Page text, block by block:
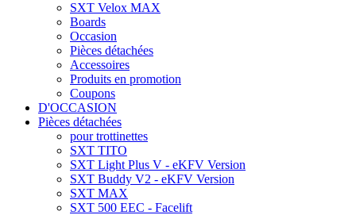
SXT Velox MAX
Boards
Occasion
Pièces détachées
Accessoires
Produits en promotion
Coupons
D'OCCASION
Pièces détachées
pour trottinettes
SXT TITO
SXT Light Plus V - eKFV Version
SXT Buddy V2 - eKFV Version
SXT MAX
SXT 500 EEC - Facelift